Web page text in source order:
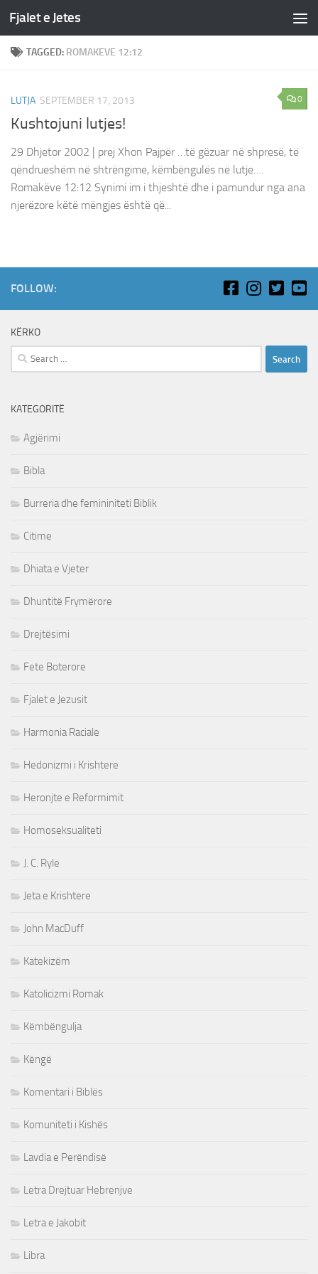
Skip to content
Fjalet e Jetes
TAGGED: ROMAKEVE 12:12
0
LUTJA SEPTEMBER 17, 2013
Kushtojuni lutjes!
29 Dhjetor 2002 | prej Xhon Pajpër …të gëzuar në shpresë, të
qëndrueshëm në shtrëngime, këmbëngulës në lutje….
Romakëve 12:12 Synimi im i thjeshtë dhe i pamundur nga ana
njerëzore këtë mëngjes është që...
FOLLOW:
KËRKO
Search
for:
KATEGORITË
Agjërimi
Bibla
Burreria dhe femininiteti Biblik
Citime
Dhiata e Vjeter
Dhuntitë Frymërore
Drejtësimi
Fete Boterore
Fjalet e Jezusit
Harmonia Raciale
Hedonizmi i Krishtere
Heronjte e Reformimit
Homoseksualiteti
J. C. Ryle
Jeta e Krishtere
John MacDuff
Katekizëm
Katolicizmi Romak
Këmbëngulja
Këngë
Komentari i Biblës
Komuniteti i Kishës
Lavdia e Perëndisë
Letra Drejtuar Hebrenjve
Letra e Jakobit
Libra